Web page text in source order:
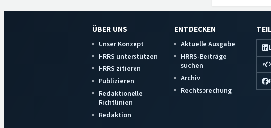
ÜBER UNS
Unser Konzept
HRRS unterstützen
HRRS zitieren
Publizieren
Redaktionelle
Richtlinien
Redaktion
ENTDECKEN
Aktuelle Ausgabe
HRRS-Beiträge
suchen
Archiv
Rechtsprechung